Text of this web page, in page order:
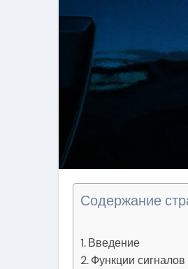
Содержание
Введение
Функции